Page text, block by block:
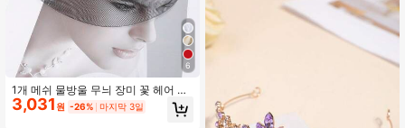
6
1개 메쉬 물방울 무늬 장미 꽃 헤어 클
립이 달린 작은 검은색 모자, 연회를
위한 프랑스 스타일 장식
3,031 원 -26% 마지막 3일